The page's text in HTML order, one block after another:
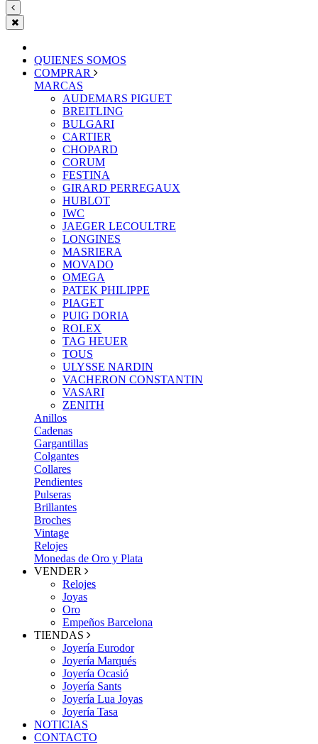
QUIENES SOMOS
COMPRAR
MARCAS
AUDEMARS PIGUET
BREITLING
BULGARI
CARTIER
CHOPARD
CORUM
FESTINA
GIRARD PERREGAUX
HUBLOT
IWC
JAEGER LECOULTRE
LONGINES
MASRIERA
MOVADO
OMEGA
PATEK PHILIPPE
PIAGET
PUIG DORIA
ROLEX
TAG HEUER
TOUS
ULYSSE NARDIN
VACHERON CONSTANTIN
VASARI
ZENITH
Anillos
Cadenas
Gargantillas
Colgantes
Collares
Pendientes
Pulseras
Brillantes
Broches
Vintage
Relojes
Monedas de Oro y Plata
VENDER
Relojes
Joyas
Oro
Empeños Barcelona
TIENDAS
Joyería Eurodor
Joyería Marqués
Joyería Ocasió
Joyería Sants
Joyería Lua Joyas
Joyería Tasa
NOTICIAS
CONTACTO